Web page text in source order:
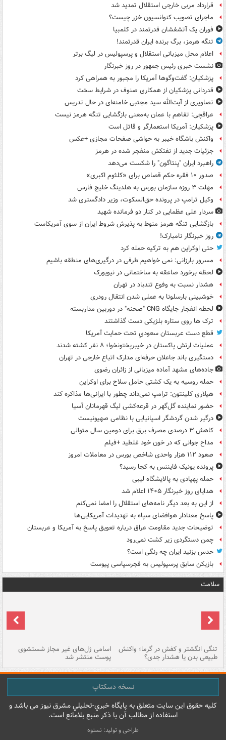
قرارداد مربی خارجی استقلال تمدید شد
ماجرای تصویب کنوانسیون خزر چیست؟
فوران یک آتشفشان قدرتمند در کلمبیا
تنگه هرمز، برگ برنده ایران قدرتمند!
اعلام محل میزبانی استقلال و پرسپولیس در لیگ برتر
نشست خبری رئیس جمهور در روز خبرنگار
پزشکیان: گفت‌وگوها آمریکا را مجبور به همراهی کرد
قدردانی پزشکیان از همکاری صنوف در شرایط سخت
تصاویری از آیت‌الله سید مجتبی خامنه‌ای در حال تدریس
عراقچی: تفاهم با عمان به‌معنی بازگشایی تنگه هرمز نیست
پزشکیان: آمریکا استعمارگر و قاتل است
واکنش باشگاه خیبر به حواشی صفحات مجازی +عکس
جزئیات جدید از نفتکش منفجر شده در هرمز
راهبرد ایران "پنتاگون" را شکست می‌دهد
صدور ۱۰ فقره حکم قصاص برای «کلثوم اکبری»
مهلت ۳ روزه سازمان بورس به هلدینگ خلیج فارس
وکیل ترامپ در پرونده حق‌السکوت، وزیر دادگستری شد
سردار علی عظمایی در کنار دو فرمانده شهید
بازگشایی تنگه هرمز منوط به پذیرش شروط ایران از سوی آمریکاست
روز خبرنگار نامبارک!
حتی اوکراین هم به ترکیه حمله کرد
مسرور بارزانی: نمی خواهیم طرفی در درگیری‌های منطقه باشیم
لحظه برخورد صاعقه به ساختمانی در نیویورک
هشدار نسبت به وفوع تندباد در تهران
خوشبینی بارسلونا به عملی شدن انتقال رودری
لحظه انفجار جایگاه CNG "صحنه" در دوربین مداربسته
ترک ها روی ستاره بلژیکی دست گذاشتند
قطع دست عربستان سعودیِ تحت حمایت آمریکا
عملیات ارتش پاکستان در خیبرپختونخوا؛ ۸ نفر کشته شدند
دستگیری باند جاعلان حرفه‌ای مدارک اتباع خارجی در تهران
جاده‌های مشهد آماده میزبانی از زائران رضوی
حمله روسیه به یک کشتی حامل سلاح برای اوکراین
هیلاری کلینتون: ترامپ نمی‌داند چطور با ایرانی‌ها مذاکره کند
حضور نماینده گل‌گهر در قرعه‌کشی لیگ قهرمانان آسیا
درگیر شدن گردشگر اسپانیایی با نظامی صهیونیست
کاهش ۳ درصدی مصرف برق برای دومین سال متوالی
مداح جوانی که در خون خود غلطید +فیلم
صعود ۱۱۲ هزار واحدی شاخص بورس در معاملات امروز
پرونده یونیک فایننس به کجا رسید؟
حمله پهپادی به پالایشگاه لیبی
هدایای روز خبرنگار ۱۴۰۵ اعلام شد
از این به بعد دیگر نامه‌های استقلال را امضا نمی‌کنم
پاسخ معنادار هوافضای سپاه به تهدیدات آمریکایی‌ها
توضیحات جدید مقاومت عراق درباره تعویق پاسخ به آمریکا و عربستان
چمن دستگردی زیر کشت نمی‌رود
حدس بزنید ایران چه رنگی است؟
بازیکن سابق پرسپولیس به فجرسپاسی پیوست
سلامت
تنگی انگشتر و کفش در گرما؛ واکنش
طبیعی بدن یا هشدار جدی؟
اسامی ژل‌های غیر مجاز شستشوی
پوست منتشر شد
نسخه دسکتاپ
کليه حقوق اين سايت متعلق به پایگاه خبري-تحليلي مشرق نيوز می باشد و
استفاده از مطالب آن با ذکر منبع بلامانع است.
طراحی و تولید: نستوه